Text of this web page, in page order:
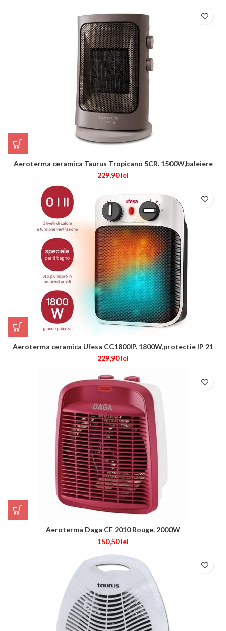
Aeroterma ceramica Taurus Tropicano 5CR. 1500W,baleiere
229,90lei
Aeroterma ceramica Ufesa CC1800IP. 1800W,protectie IP 21
229,90lei
Aeroterma Daga CF 2010 Rouge. 2000W
150,50lei